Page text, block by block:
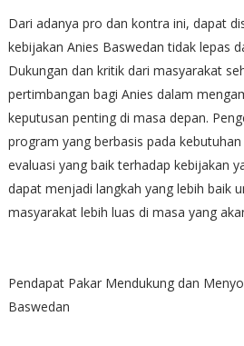
Dari adanya pro dan kontra ini, dapat
kebijakan Anies Baswedan tidak lepas
Dukungan dan kritik dari masyarakat
pertimbangan bagi Anies dalam
keputusan penting di masa depan.
program yang berbasis pada
evaluasi yang baik terhadap kebijakan
dapat menjadi langkah yang lebih baik
masyarakat lebih luas di masa yang
Pendapat Pakar Mendukung dan
Baswedan